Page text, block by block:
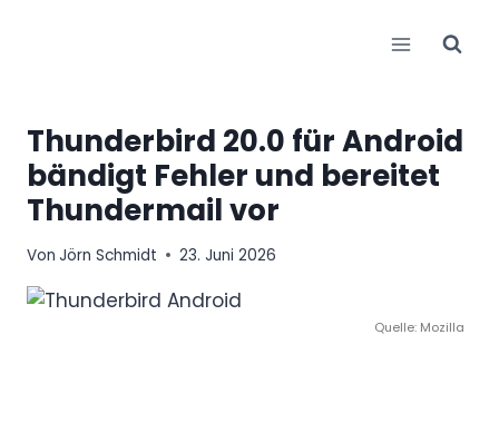
Thunderbird 20.0 für Android
bändigt Fehler und bereitet
Thundermail vor
Von Jörn Schmidt 23. Juni 2026
Quelle: Mozilla